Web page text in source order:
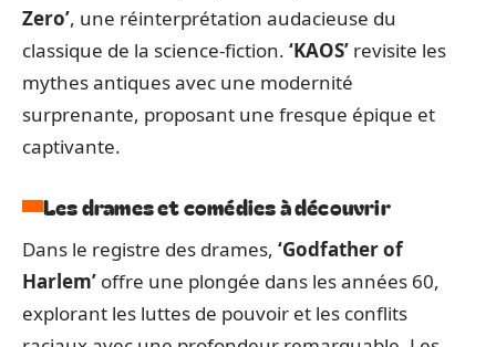
Zero’, une réinterprétation audacieuse du
classique de la science-fiction. ‘KAOS’ revisite les
mythes antiques avec une modernité
surprenante, proposant une fresque épique et
captivante.
Les drames et comédies à découvrir
Dans le registre des drames, ‘Godfather of
Harlem’ offre une plongée dans les années 60,
explorant les luttes de pouvoir et les conflits